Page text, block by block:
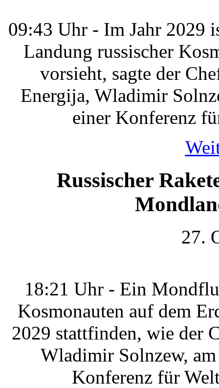
09:43 Uhr - Im Jahr 2029
Landung russischer
vorsieht, sagte der
Energija, Wladimir
einer Konferenz
Russischer
27.
18:21 Uhr - Ein
Kosmonauten auf dem
2029 stattfinden, wie der
Wladimir Solnzew,
Konferenz für